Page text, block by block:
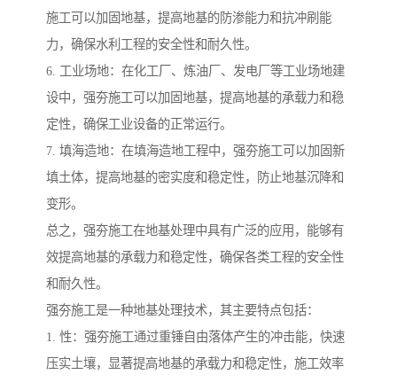
施工可以加固地基，提高地基的防渗能力和抗冲刷能
力，确保水利工程的安全性和耐久性。
6. 工业场地：在化工厂、炼油厂、发电厂等工业场地建
设中，强夯施工可以加固地基，提高地基的承载力和稳
定性，确保工业设备的正常运行。
7. 填海造地：在填海造地工程中，强夯施工可以加固新
填土体，提高地基的密实度和稳定性，防止地基沉降和
变形。
总之，强夯施工在地基处理中具有广泛的应用，能够有
效提高地基的承载力和稳定性，确保各类工程的安全性
和耐久性。
强夯施工是一种地基处理技术，其主要特点包括：
1. 性：强夯施工通过重锤自由落体产生的冲击能，快速
压实土壤，显著提高地基的承载力和稳定性，施工效率